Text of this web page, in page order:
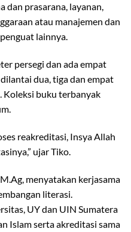
dan prasarana, layanan,
atau manajemen dan
lainnya.
persegi dan ada empat
dua, tiga dan empat
Koleksi buku terbanyak
reakreditasi, Insya Allah
ujar Tiko.
menyatakan kerjasama
literasi.
UY dan UIN Sumatera
Islam serta akreditasi sama